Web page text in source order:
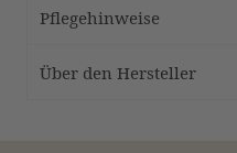
Pflegehinweise
Über den Hersteller